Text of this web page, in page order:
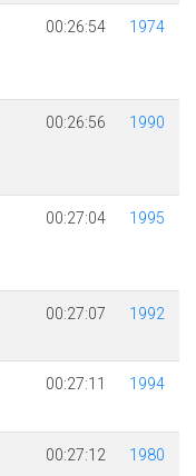
00:26:54 1974
00:26:56 1990
00:27:04 1995
00:27:07 1992
00:27:11 1994
00:27:12 1980